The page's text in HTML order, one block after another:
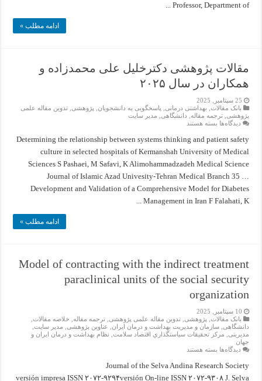
Professor, Department of ...
ادامه مطلب »
مقالات پژوهشی دکترخلیل علی محمدزاده و
همکاران در سال ۲۰۲۵
25 سپتامبر, 2025
بانک مقالات بهداشتی درمانی پاسخگویی به دانشجویان پژوهشی ,تدوین مقاله علمی
پژوهشی ,ترجمه مقاله دانشگاهی
مدیر سایت
دیدگاه‌ها برای
پژوهشی
دکترخلیل
علی
محمدزاده
و
همکاران
سال
۲۰۲۵
بسته هستند
Determining the relationship between systems thinking and patient safety
culture in selected hospitals of Kermanshah University of Medical
Sciences S Pashaei, M Safavi, K Alimohammadzadeh Medical Science
Journal of Islamic Azad Univesity-Tehran Medical Branch 35 …
Development and Validation of a Comprehensive Model for Diabetes
Management in Iran F Falahati, K ...
ادامه مطلب »
Model of contracting with the indirect treatment
paraclinical units of the social security
organization
10 سپتامبر, 2025
بانک مقالات پژوهشی ,تدوین مقاله علمی پژوهشی ,ترجمه مقاله خلاصه مقالات
دانشگاهی ,سازمان و مدیریت بهداشت و درمان ایران عناوین پژوهشی مدیر سایت
مدیریتی
مركز تحقيقات سياستگذاري اقتصاد سلامت نظام بهداشت و درمان ایران و
جهان
دیدگاه‌ها برای
of
with
بسته هستند
Journal of the Selva Andina Research Society
versión impresa ISSN ۲۰۷۲-۹۲۹۴versión On-line ISSN ۲۰۷۲-۹۳۰۸ J. Selva